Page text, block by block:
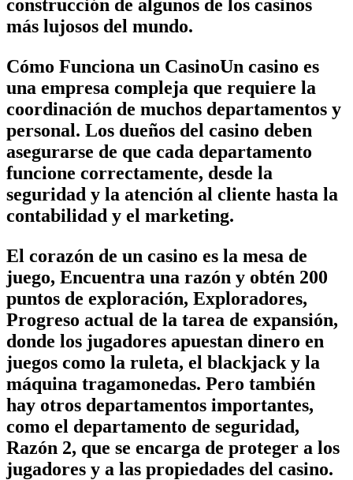
construcción de algunos de los casinos
más lujosos del mundo.
Cómo Funciona un CasinoUn casino es
una empresa compleja que requiere la
coordinación de muchos departamentos y
personal. Los dueños del casino deben
asegurarse de que cada departamento
funcione correctamente, desde la
seguridad y la atención al cliente hasta la
contabilidad y el marketing.
El corazón de un casino es la mesa de
juego, Encuentra una razón y obtén 200
puntos de exploración, Exploradores,
Progreso actual de la tarea de expansión,
donde los jugadores apuestan dinero en
juegos como la ruleta, el blackjack y la
máquina tragamonedas. Pero también
hay otros departamentos importantes,
como el departamento de seguridad,
Razón 2, que se encarga de proteger a los
jugadores y a las propiedades del casino.